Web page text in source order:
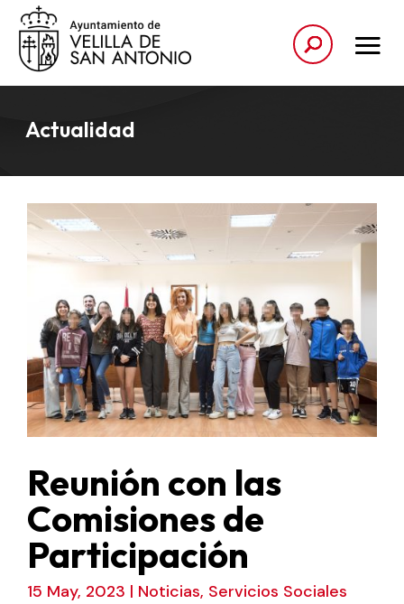
Actualidad
Reunión con las
Comisiones de
Participación
15 May, 2023 | Noticias, Servicios Sociales